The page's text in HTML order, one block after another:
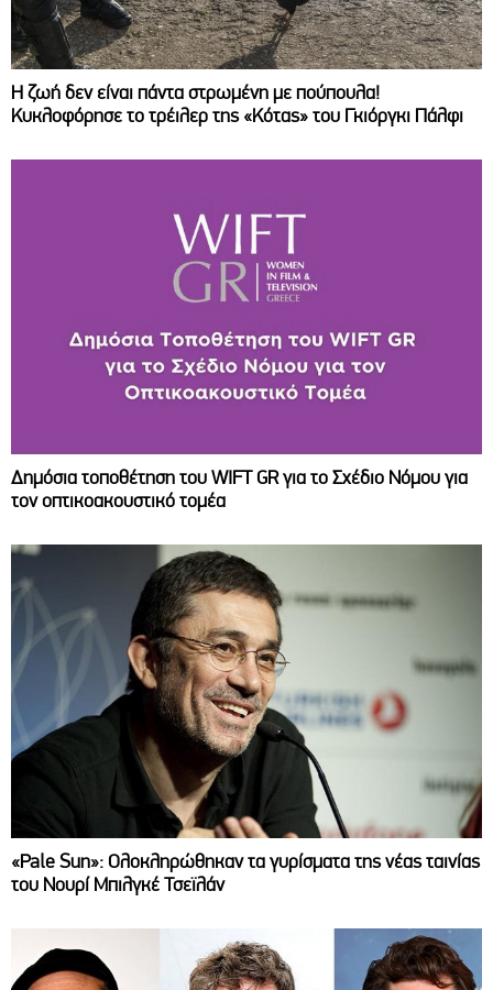
Η ζωή δεν είναι πάντα στρωμένη με πούπουλα!
Κυκλοφόρησε το τρέιλερ της «Κότας» του Γκιόργκι Πάλφι
Δημόσια τοποθέτηση του WIFT GR για το Σχέδιο Νόμου για
τον οπτικοακουστικό τομέα
«Pale Sun»: Ολοκληρώθηκαν τα γυρίσματα της νέας ταινίας
του Νουρί Μπιλγκέ Τσεϊλάν